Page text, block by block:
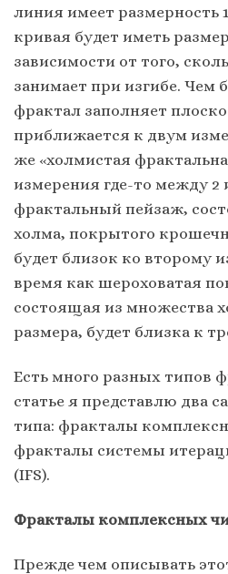
линия имеет размерность
кривая будет иметь
зависимости от того,
занимает при изгибе. Чем
фрактал заполняет
приближается к двум
же «холмистая
измерения где-то между 2
фрактальный пейзаж,
холма, покрытого
будет близок ко второму
время как шероховатая
состоящая из множества
размера, будет близка к
Есть много разных типов
статье я представлю два
типа: фракталы
фракталы системы
(IFS).
Фракталы комплексных
Прежде чем описывать